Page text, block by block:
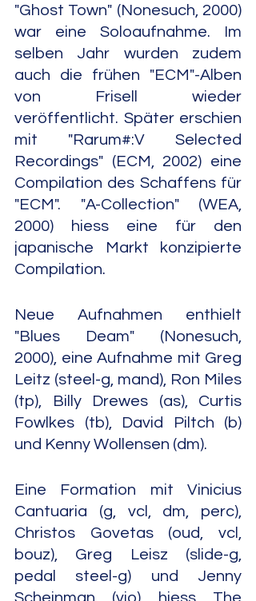
"Ghost Town" (Nonesuch, 2000)
war eine Soloaufnahme. Im
selben Jahr wurden zudem
auch die frühen "ECM"-Alben
von Frisell wieder
veröffentlicht. Später erschien
mit "Rarum#:V Selected
Recordings" (ECM, 2002) eine
Compilation des Schaffens für
"ECM". "A-Collection" (WEA,
2000) hiess eine für den
japanische Markt konzipierte
Compilation.
Neue Aufnahmen enthielt
"Blues Deam" (Nonesuch,
2000), eine Aufnahme mit Greg
Leitz (steel-g, mand), Ron Miles
(tp), Billy Drewes (as), Curtis
Fowlkes (tb), David Piltch (b)
und Kenny Wollensen (dm).
Eine Formation mit Vinicius
Cantuaria (g, vcl, dm, perc),
Christos Govetas (oud, vcl,
bouz), Greg Leisz (slide-g,
pedal steel-g) und Jenny
Scheinman (vio) hiess The